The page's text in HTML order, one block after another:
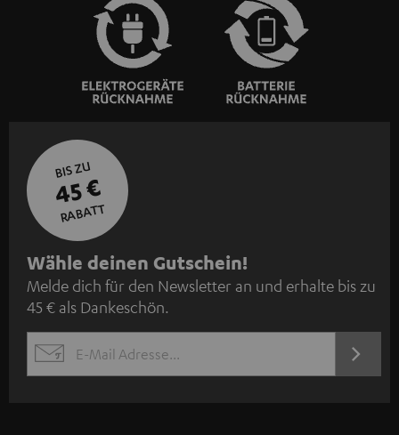
BIS ZU
45 €
RABATT
N
e
w
s
l
Wähle deinen Gutschein!
Melde dich für den Newsletter an und erhalte bis zu
45 € als Dankeschön.
EMAIL
JETZT